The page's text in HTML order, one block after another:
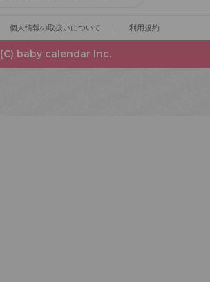
個人情報の取扱いについて 利用規約
(C) baby calendar Inc.